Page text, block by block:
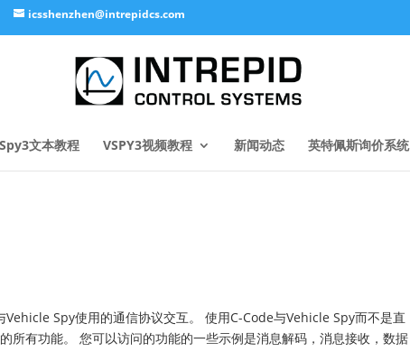
icsshenzhen@intrepidcs.com
文本教程 VSPY3视频教程 新闻动态 英特佩斯询价系统
Spy使用的通信协议交互。 使用C-Code与Vehicle Spy而不是直
所有功能。 您可以访问的功能的一些示例是消息解码，消息接收，数据